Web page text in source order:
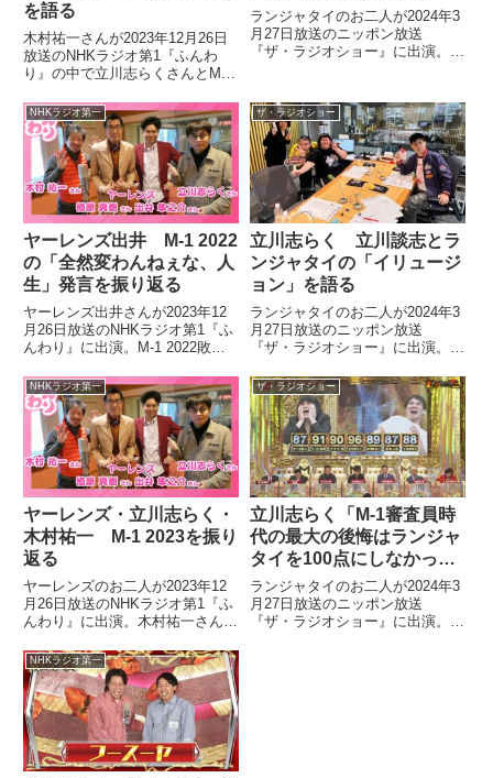
を語る
木村祐一さんが2023年12月26日
放送のNHKラジオ第1『ふんわ
り』の中で立川志らくさんとM-1
NSCの教え子だった令和ロマ
ン・髙比良くるまさんの学生時代
の印象を話していました。
ランジャタイのお二人が2024年3
月27日放送のニッポン放送
『ザ・ラジオショー』に出演。立
ついて話していました。
NHKラジオ第一
ヤーレンズ出井 M-1 2022
の「全然変わんねぇな、人
生」発言を振り返る
ヤーレンズ出井さんが2023年12
月26日放送のNHKラジオ第1『ふ
んわり』に出演。M-1 2022敗者
て語った「全然変わんねぇな、人
生」という発言について話してい
ました。
ザ・ラジオショー
立川志らく 立川談志とラ
ンジャタイの「イリュージ
ョン」を語る
ランジャタイのお二人が2024年3
月27日放送のニッポン放送
『ザ・ラジオショー』に出演。立
ンジャタイの「イリュージョン」
について話していました。
NHKラジオ第一
ヤーレンズ・立川志らく・
木村祐一 M-1 2023を振り
返る
ヤーレンズのお二人が2023年12
月26日放送のNHKラジオ第1『ふ
んわり』に出演。木村祐一さん、
2023を振り返っていました。
ザ・ラジオショー
立川志らく「M-1審査員時
代の最大の後悔はランジャ
タイを100点にしなかった
こと」
ランジャタイのお二人が2024年3
月27日放送のニッポン放送
『ザ・ラジオショー』に出演。立
NHKラジオ第一